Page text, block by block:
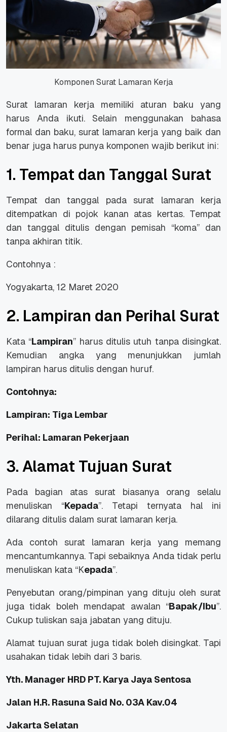
Komponen Surat Lamaran Kerja
Surat lamaran kerja memiliki aturan baku yang
harus Anda ikuti. Selain menggunakan bahasa
formal dan baku, surat lamaran kerja yang baik dan
benar juga harus punya komponen wajib berikut ini:
1. Tempat dan Tanggal Surat
Tempat dan tanggal pada surat lamaran kerja
ditempatkan di pojok kanan atas kertas. Tempat
dan tanggal ditulis dengan pemisah “koma” dan
tanpa akhiran titik.
Contohnya :
Yogyakarta, 12 Maret 2020
2. Lampiran dan Perihal Surat
Kata “Lampiran” harus ditulis utuh tanpa disingkat.
Kemudian angka yang menunjukkan jumlah
lampiran harus ditulis dengan huruf.
Contohnya:
Lampiran: Tiga Lembar
Perihal: Lamaran Pekerjaan
3. Alamat Tujuan Surat
Pada bagian atas surat biasanya orang selalu
menuliskan “Kepada”. Tetapi ternyata hal ini
dilarang ditulis dalam surat lamaran kerja.
Ada contoh surat lamaran kerja yang memang
mencantumkannya. Tapi sebaiknya Anda tidak perlu
menuliskan kata “Kepada”.
Penyebutan orang/pimpinan yang dituju oleh surat
juga tidak boleh mendapat awalan “Bapak/Ibu”.
Cukup tuliskan saja jabatan yang dituju.
Alamat tujuan surat juga tidak boleh disingkat. Tapi
usahakan tidak lebih dari 3 baris.
Yth. Manager HRD PT. Karya Jaya Sentosa
Jalan H.R. Rasuna Said No. 03A Kav.04
Jakarta Selatan